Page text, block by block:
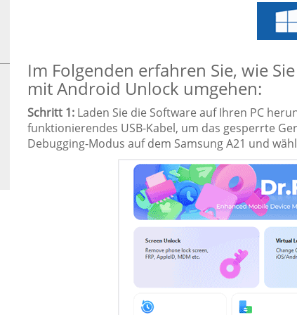
Im Folgenden erfahren Sie, wie
mit Android Unlock umgehen:
Schritt 1: Laden Sie die Software auf Ihren PC
funktionierendes USB-Kabel, um das gesperrte
Debugging-Modus auf dem Samsung A21 und